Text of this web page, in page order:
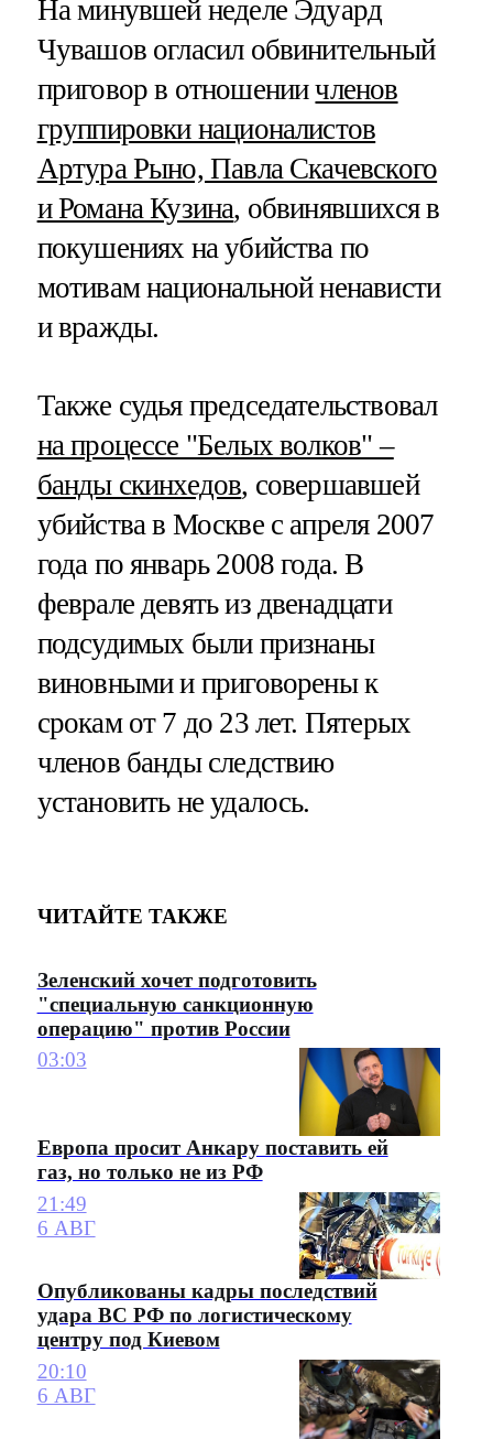
На минувшей неделе Эдуард
Чувашов огласил обвинительный
приговор в отношениичленов
группировки националистов
Артура Рыно, Павла Скачевского
и Романа Кузина, обвинявшихся в
покушениях на убийства по
мотивам национальной ненависти
и вражды.
Также судья председательствовал
на процессе "Белых волков" –
банды скинхедов, совершавшей
убийства в Москве с апреля 2007
года по январь 2008 года. В
феврале девять из двенадцати
подсудимых были признаны
виновными и приговорены к
срокам от 7 до 23 лет. Пятерых
членов банды следствию
установить не удалось.
ЧИТАЙТЕ ТАКЖЕ
Зеленский хочет подготовить
"специальную санкционную
операцию" против России
03:03
Европа просит Анкару поставить ей
газ, но только не из РФ
21:49
6 АВГ
Опубликованы кадры последствий
удара ВС РФ по логистическому
центру под Киевом
20:10
6 АВГ